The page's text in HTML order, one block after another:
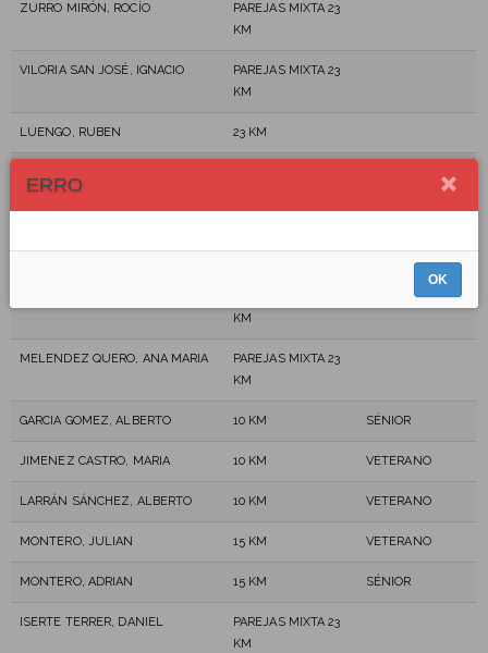
ZURRO MIRÓN, ROCÍO
PAREJAS MIXTA 23
KM
VILORIA SAN JOSÉ, IGNACIO
PAREJAS MIXTA 23
KM
LUENGO, RUBEN 23 KM
KM
MELENDEZ QUERO, ANA MARIA
PAREJAS MIXTA 23
KM
GARCIA GOMEZ, ALBERTO 10 KM SÉNIOR
JIMENEZ CASTRO, MARIA 10 KM VETERANO
LARRÁN SÁNCHEZ, ALBERTO 10 KM VETERANO
MONTERO, JULIAN 15 KM VETERANO
MONTERO, ADRIAN 15 KM SÉNIOR
ISERTE TERRER, DANIEL
PAREJAS MIXTA 23
KM
ERRO
OK